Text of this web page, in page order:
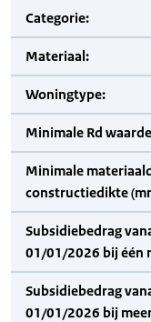
Categorie:
Materiaal:
Woningtype:
Minimale Rd
Minimale
constructiedikte
Subsidiebedrag
01/01/2026 bij één
Subsidiebedrag
01/01/2026 bij